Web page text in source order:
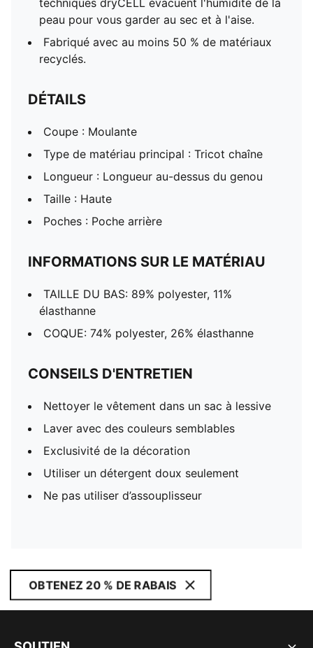
techniques dryCELL évacuent l'humidité de la
peau pour vous garder au sec et à l'aise.
Fabriqué avec au moins 50 % de matériaux
recyclés.
DÉTAILS
Coupe : Moulante
Type de matériau principal : Tricot chaîne
Longueur : Longueur au-dessus du genou
Taille : Haute
Poches : Poche arrière
INFORMATIONS SUR LE MATÉRIAU
TAILLE DU BAS: 89% polyester, 11%
élasthanne
COQUE: 74% polyester, 26% élasthanne
CONSEILS D'ENTRETIEN
Nettoyer le vêtement dans un sac à lessive
Laver avec des couleurs semblables
Exclusivité de la décoration
Utiliser un détergent doux seulement
Ne pas utiliser d’assouplisseur
OBTENEZ 20 % DE RABAIS